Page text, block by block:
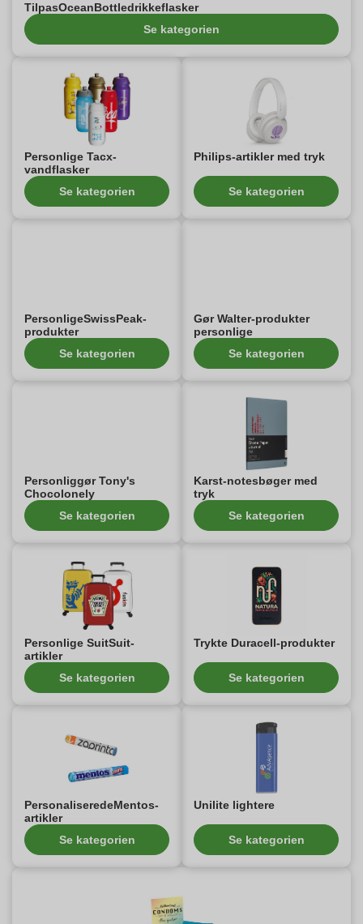
TilpasOceanBottledrikkeflasker
Se kategorien
Personlige Tacx-
vandflasker
Se kategorien
Philips-artikler med tryk
Se kategorien
PersonligeSwissPeak-
produkter
Se kategorien
Gør Walter-produkter
personlige
Se kategorien
Personliggør Tony's
Chocolonely
Se kategorien
Karst-notesbøger med
tryk
Se kategorien
Personlige SuitSuit-
artikler
Se kategorien
Trykte Duracell-produkter
Se kategorien
PersonaliseredeMentos-
artikler
Se kategorien
Unilite lightere
Se kategorien